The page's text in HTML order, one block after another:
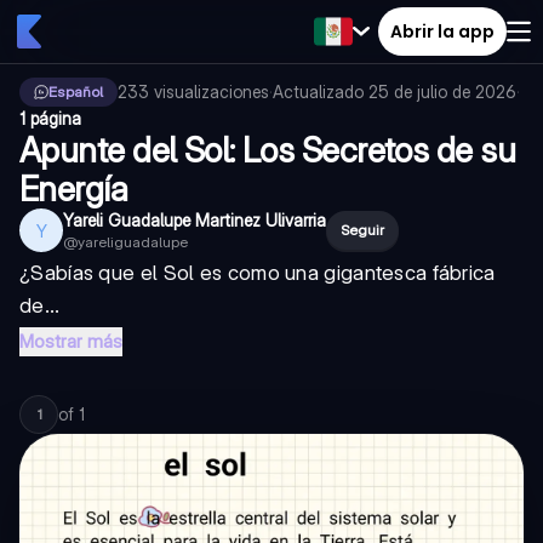
Abrir la app
Español 233 visualizaciones·Actualizado 25 de julio de 2026·
1 página
Apunte del Sol: Los Secretos de su
Energía
Y Yareli Guadalupe Martinez Ulivarria
@yareliguadalupe
Seguir
¿Sabías que el Sol es como una gigantesca fábrica
de...
Mostrar más
1 of 1